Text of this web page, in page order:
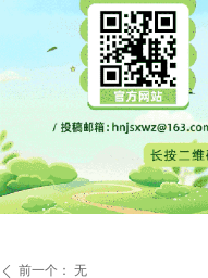
ꄴ 前一个： 无